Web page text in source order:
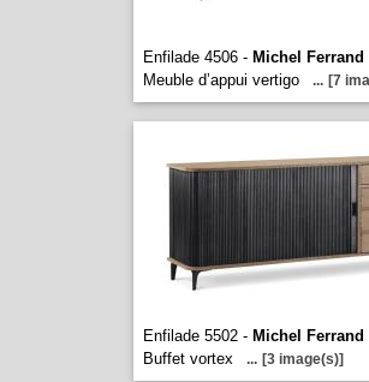
Enfilade 4506 - Michel Ferrand
Meuble d’appui vertigo
... [7
Enfilade 5502 - Michel Ferrand
Buffet vortex
... [3 image(s)]